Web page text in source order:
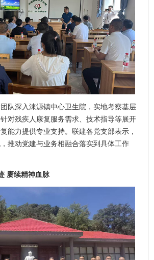
队深入涞源镇中心卫生院，实地考察基层
对残疾人康复服务需求、技术指导等展开
能力提供专业支持。联建各党支部表示，
推动党建与业务相融合落实到具体工作
赓续精神血脉